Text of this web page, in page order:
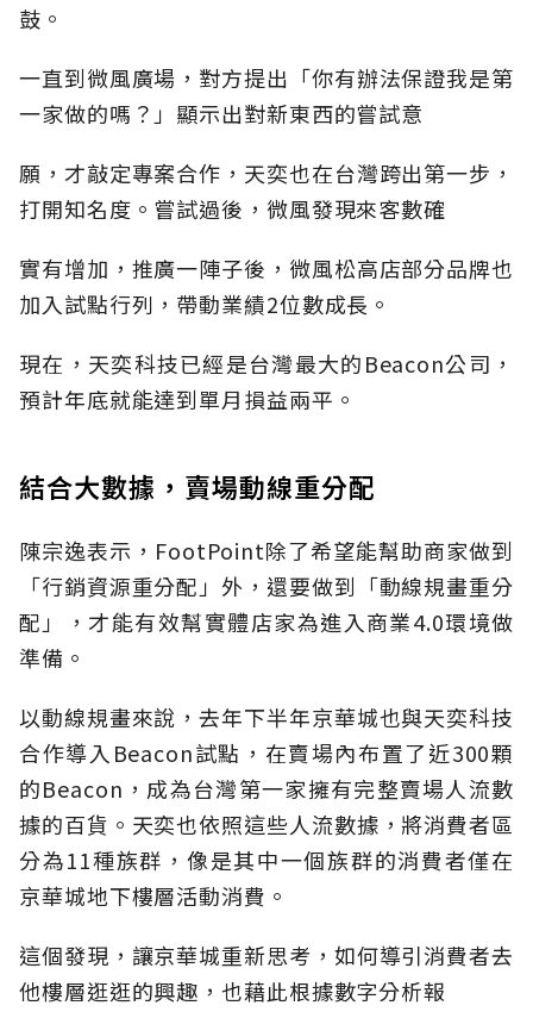
鼓。
一直到微風廣場，對方提出「你有辦法保證我是第
一家做的嗎？」顯示出對新東西的嘗試意
願，才敲定專案合作，天奕也在台灣跨出第一步，
打開知名度。嘗試過後，微風發現來客數確
實有增加，推廣一陣子後，微風松高店部分品牌也
加入試點行列，帶動業績2位數成長。
現在，天奕科技已經是台灣最大的Beacon公司，
預計年底就能達到單月損益兩平。
結合大數據，賣場動線重分配
陳宗逸表示，FootPoint除了希望能幫助商家做到
「行銷資源重分配」外，還要做到「動線規畫重分
配」，才能有效幫實體店家為進入商業4.0環境做
準備。
以動線規畫來說，去年下半年京華城也與天奕科技
合作導入Beacon試點，在賣場內布置了近300顆
的Beacon，成為台灣第一家擁有完整賣場人流數
據的百貨。天奕也依照這些人流數據，將消費者區
分為11種族群，像是其中一個族群的消費者僅在
京華城地下樓層活動消費。
這個發現，讓京華城重新思考，如何導引消費者去
他樓層逛逛的興趣，也藉此根據數字分析報